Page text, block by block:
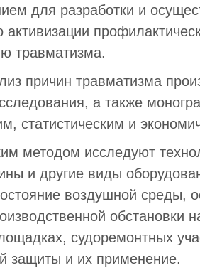
для разработки и
активизации
травматизма.
причин травматизма
а также
статистическим и
методом исследуют
и другие виды
воздушной среды,
обстановки
судоремонтных
защиты и их применение.